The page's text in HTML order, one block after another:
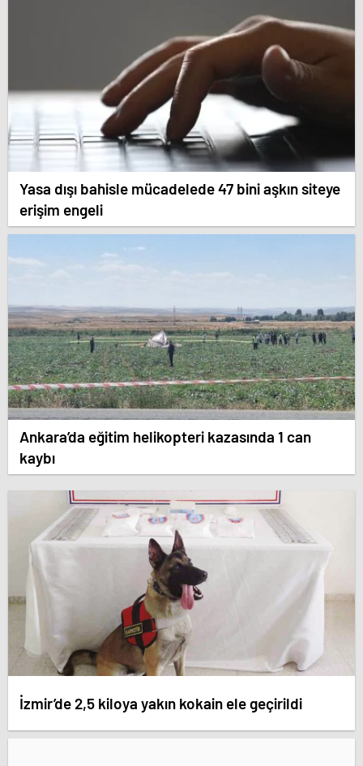
Yasa dışı bahisle mücadelede 47 bini aşkın siteye
erişim engeli
Ankara’da eğitim helikopteri kazasında 1 can
kaybı
İzmir’de 2,5 kiloya yakın kokain ele geçirildi